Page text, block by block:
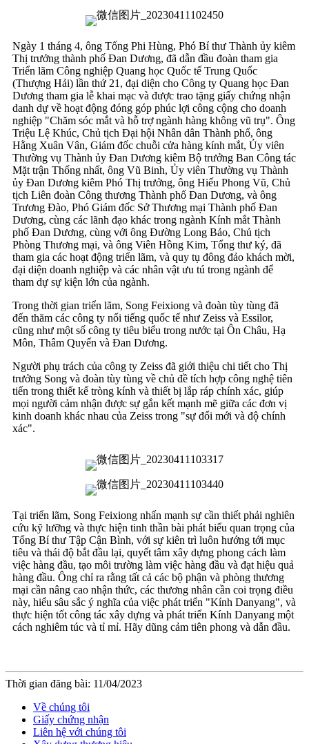
Ngày 1 tháng 4, ông Tống Phi Hùng, Phó Bí thư Thành ủy kiêm
Thị trưởng thành phố Đan Dương, đã dẫn đầu đoàn tham gia
Triển lãm Công nghiệp Quang học Quốc tế Trung Quốc
(Thượng Hải) lần thứ 21, đại diện cho Công ty Quang học Đan
Dương tham gia lễ khai mạc và được trao tặng giấy chứng nhận
danh dự về hoạt động đóng góp phúc lợi công cộng cho doanh
nghiệp "Chăm sóc mắt và hỗ trợ ngành hàng không vũ trụ". Ông
Triệu Lệ Khúc, Chủ tịch Đại hội Nhân dân Thành phố, ông
Hằng Xuân Vân, Giám đốc chuỗi cửa hàng kính mắt, Ủy viên
Thường vụ Thành ủy Đan Dương kiêm Bộ trưởng Ban Công tác
Mặt trận Thống nhất, ông Vũ Binh, Ủy viên Thường vụ Thành
ủy Đan Dương kiêm Phó Thị trưởng, ông Hiếu Phong Vũ, Chủ
tịch Liên đoàn Công thương Thành phố Đan Dương, và ông
Trương Đào, Phó Giám đốc Sở Thương mại Thành phố Đan
Dương, cùng các lãnh đạo khác trong ngành Kính mắt Thành
phố Đan Dương, cùng với ông Đường Long Bảo, Chủ tịch
Phòng Thương mại, và ông Viên Hồng Kim, Tổng thư ký, đã
tham gia các hoạt động triển lãm, và quy tụ đông đảo khách mời,
đại diện doanh nghiệp và các nhân vật ưu tú trong ngành để
tham dự sự kiện lớn của ngành.
Trong thời gian triển lãm, Song Feixiong và đoàn tùy tùng đã
đến thăm các công ty nổi tiếng quốc tế như Zeiss và Essilor,
cũng như một số công ty tiêu biểu trong nước tại Ôn Châu, Hạ
Môn, Thâm Quyến và Đan Dương.
Người phụ trách của công ty Zeiss đã giới thiệu chi tiết cho Thị
trưởng Song và đoàn tùy tùng về chủ đề tích hợp công nghệ tiên
tiến trong thiết kế tròng kính và thiết bị lắp ráp chính xác, giúp
mọi người cảm nhận được sự gắn kết mạnh mẽ giữa các đơn vị
kinh doanh khác nhau của Zeiss trong "sự đổi mới và độ chính
xác".
Tại triển lãm, Song Feixiong nhấn mạnh sự cần thiết phải nghiên
cứu kỹ lưỡng và thực hiện tinh thần bài phát biểu quan trọng của
Tổng Bí thư Tập Cận Bình, với sự kiên trì luôn hướng tới mục
tiêu và thái độ bắt đầu lại, quyết tâm xây dựng phong cách làm
việc hàng đầu, tạo môi trường làm việc hàng đầu và đạt hiệu quả
hàng đầu. Ông chỉ ra rằng tất cả các bộ phận và phòng thương
mại cần nâng cao nhận thức, các thương nhân cần coi trọng điều
này, hiểu sâu sắc ý nghĩa của việc phát triển "Kính Danyang", và
thực hiện tốt công tác xây dựng và phát triển Kính Danyang một
cách nghiêm túc và tỉ mỉ. Hãy dũng cảm tiên phong và dẫn đầu.
Thời gian đăng bài: 11/04/2023
Về chúng tôi
Giấy chứng nhận
Liên hệ với chúng tôi